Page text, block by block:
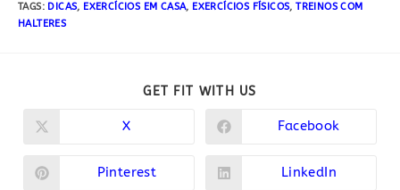
TAGS: DICAS, EXERCÍCIOS EM CASA, EXERCÍCIOS FÍSICOS, TREINOS COM
HALTERES
GET FIT WITH US
Abre
nova
janela
X
Abre
nova
janela
Facebook
Abre
Pinterest
Abre
LinkedIn